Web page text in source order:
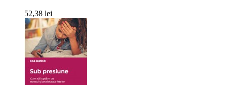
52,38 lei